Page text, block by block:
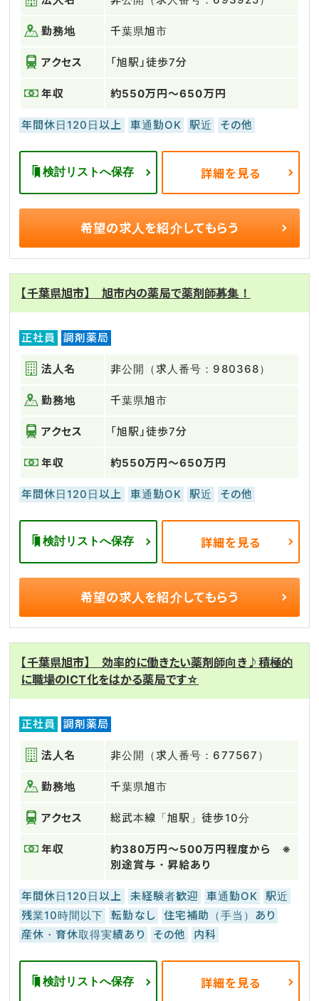
勤務地 千葉県旭市
アクセス 「旭駅」徒歩7分
年収 約550万円～650万円
年間休日120日以上 車通勤OK 駅近 その他
検討リストへ保存 詳細を見る
希望の求人を紹介してもらう
【千葉県旭市】 旭市内の薬局で薬剤師募集！
正社員 調剤薬局
法人名 非公開（求人番号：980368）
勤務地 千葉県旭市
アクセス 「旭駅」徒歩7分
年収 約550万円～650万円
年間休日120日以上 車通勤OK 駅近 その他
検討リストへ保存 詳細を見る
希望の求人を紹介してもらう
【千葉県旭市】 効率的に働きたい薬剤師向き♪積極的
に職場のICT化をはかる薬局です☆
正社員 調剤薬局
法人名 非公開（求人番号：677567）
勤務地 千葉県旭市
アクセス 総武本線「旭駅」徒歩10分
年収
約380万円～500万円程度から ※
別途賞与・昇給あり
年間休日120日以上 未経験者歓迎 車通勤OK
駅近
残業10時間以下
転勤なし
住宅補助（手当）あり
産休・育休取得実績あり
その他 内科
検討リストへ保存 詳細を見る